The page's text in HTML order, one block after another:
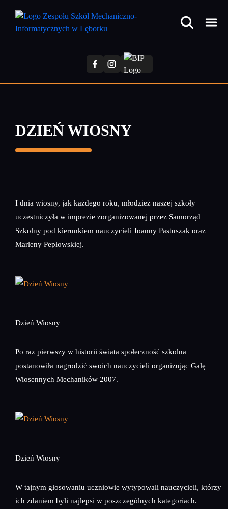
treści
DZIEŃ WIOSNY
I dnia wiosny, jak każdego roku, młodzież naszej szkoły
uczestniczyła w imprezie zorganizowanej przez Samorząd
Szkolny pod kierunkiem nauczycieli Joanny Pastuszak oraz
Marleny Pepłowskiej.
Dzień Wiosny
Po raz pierwszy w historii świata społeczność szkolna
postanowiła nagrodzić swoich nauczycieli organizując Galę
Wiosennych Mechaników 2007.
Dzień Wiosny
W tajnym głosowaniu uczniowie wytypowali nauczycieli, którzy
ich zdaniem byli najlepsi w poszczególnych kategoriach.